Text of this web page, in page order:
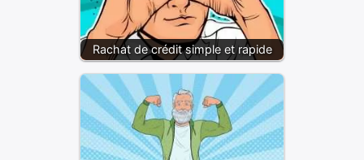
Rachat de crédit simple et rapide